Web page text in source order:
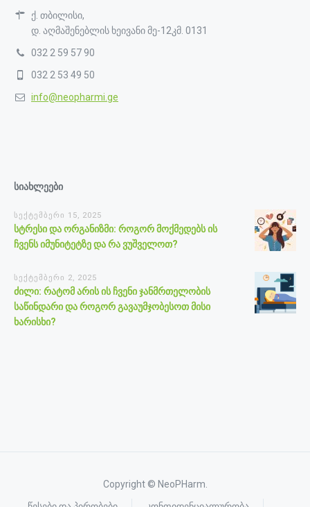
ქ. თბილისი,
დ. აღმაშენებლის ხეივანი მე-12კმ. 0131
032 2 59 57 90
032 2 53 49 50
info@neopharmi.ge
სიახლეები
სექტემბერი 15, 2025
სტრესი და ორგანიზმი: როგორ მოქმედებს ის
ჩვენს იმუნიტეტზე და რა ვუშველოთ?
სექტემბერი 2, 2025
ძილი: რატომ არის ის ჩვენი ჯანმრთელობის
საწინდარი და როგორ გავაუმჯობესოთ მისი
ხარისხი?
Copyright © NeoPHarm.